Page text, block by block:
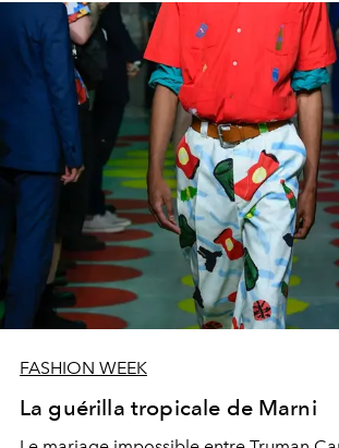
FASHION WEEK
La guérilla tropicale de Marni